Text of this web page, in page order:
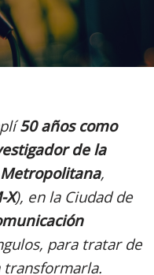
50 años como
de la
,
X), en la Ciudad de
para tratar de
transformarla.